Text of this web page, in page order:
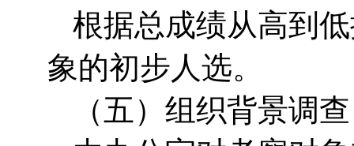
根据总成绩从高到
象的初步人选。
（五）组织背景调查